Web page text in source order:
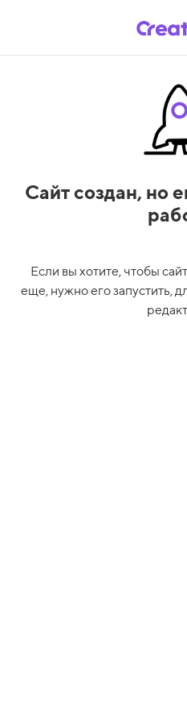
Сайт создан, но
Если вы хотите, чтобы
еще, нужно его запустить,